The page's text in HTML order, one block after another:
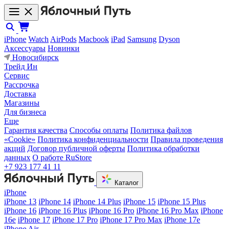
iPhone Watch AirPods Macbook iPad Samsung Dyson
Аксессуары Новинки
Новосибирск
Трейд Ин
Сервис
Рассрочка
Доставка
Магазины
Для бизнеса
Еще
Гарантия качества Способы оплаты Политика файлов
«Cookie» Политика конфиденциальности Правила проведения
акций Договор публичной оферты Политика обработки
данных О работе RuStore
+7 923 177 41 11
Каталог
iPhone
iPhone 13 iPhone 14 iPhone 14 Plus iPhone 15 iPhone 15 Plus
iPhone 16 iPhone 16 Plus iPhone 16 Pro iPhone 16 Pro Max iPhone
16e iPhone 17 iPhone 17 Pro iPhone 17 Pro Max iPhone 17e